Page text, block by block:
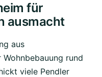
für
ausmacht
aus
Wohnbebauung rund
viele Pendler